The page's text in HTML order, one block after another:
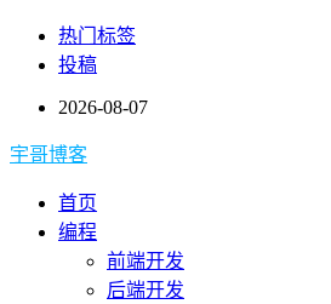
热门标签
投稿
2026-08-07
宇哥博客
首页
编程
前端开发
后端开发